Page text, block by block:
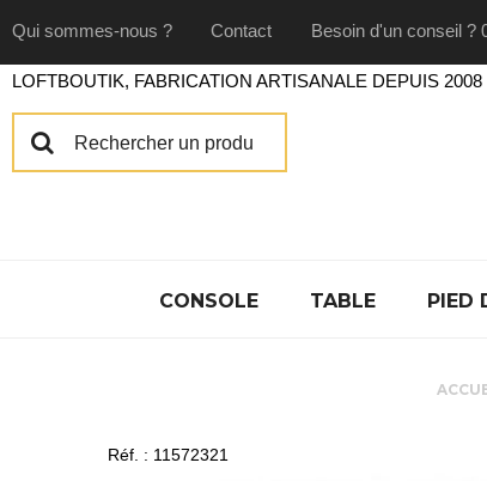
Qui sommes-nous ? Contact Besoin d'un conseil ?
CONSOLE TABLE PIED
Réf. : 11572321
LOFTBOUTIK, FABRICATION ARTISANALE DEPUIS 2008